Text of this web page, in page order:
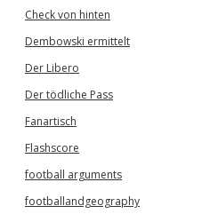
Check von hinten
Dembowski ermittelt
Der Libero
Der tödliche Pass
Fanartisch
Flashscore
football arguments
footballandgeography